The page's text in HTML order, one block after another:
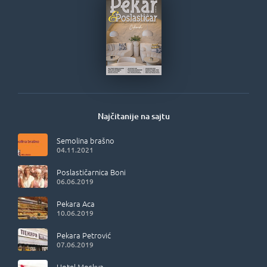
Najčitanije na sajtu
Semolina brašno
04.11.2021
Poslastičarnica Boni
06.06.2019
Pekara Aca
10.06.2019
Pekara Petrović
07.06.2019